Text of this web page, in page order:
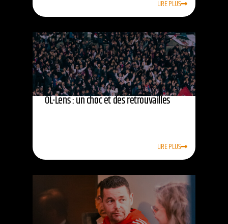
LIRE PLUS
OL-Lens : un choc et des retrouvailles
LIRE PLUS